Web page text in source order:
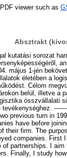
viewer such as
Absztrakt
kutatási sorozat
május 1-jén
életében a
Célom
belül, illetve a
összvállalati
previous turn in
have before
their firm. The
companies. First
partnerships. I
Finally, I study